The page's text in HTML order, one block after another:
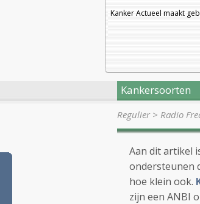
Kanker Actueel maakt
Kankersoorten
Regulier> Radio
Aan dit artikel
ondersteunen
hoe klein ook.
zijn een ANBI